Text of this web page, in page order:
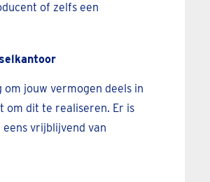
of zelfs een
jouw vermogen deels in
om dit te realiseren. Er is
vrijblijvend van